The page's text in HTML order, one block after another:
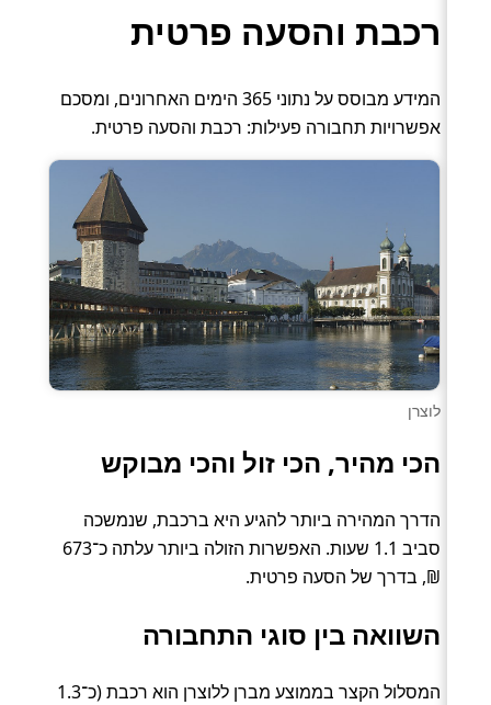
רכבת והסעה פרטית
המידע מבוסס על נתוני 365 הימים האחרונים, ומסכם
אפשרויות תחבורה פעילות: רכבת והסעה פרטית.
לוצרן
הכי מהיר, הכי זול והכי מבוקש
הדרך המהירה ביותר להגיע היא ברכבת, שנמשכה
סביב 1.1 שעות. האפשרות הזולה ביותר עלתה כ־673
₪, בדרך של הסעה פרטית.
השוואה בין סוגי התחבורה
המסלול הקצר בממוצע מברן ללוצרן הוא רכבת (כ־1.3